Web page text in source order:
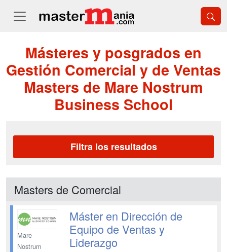
Másteres y posgrados en
Gestión Comercial y de Ventas
Masters de Mare Nostrum
Business School
Filtra los resultados
Masters de Comercial
Mare
Nostrum
Máster en Dirección de
Equipo de Ventas y
Liderazgo